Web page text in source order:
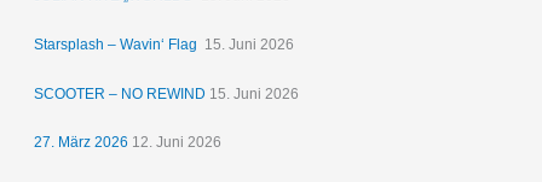
Starsplash – Wavin‘ Flag 15. Juni 2026
SCOOTER – NO REWIND 15. Juni 2026
27. März 2026 12. Juni 2026